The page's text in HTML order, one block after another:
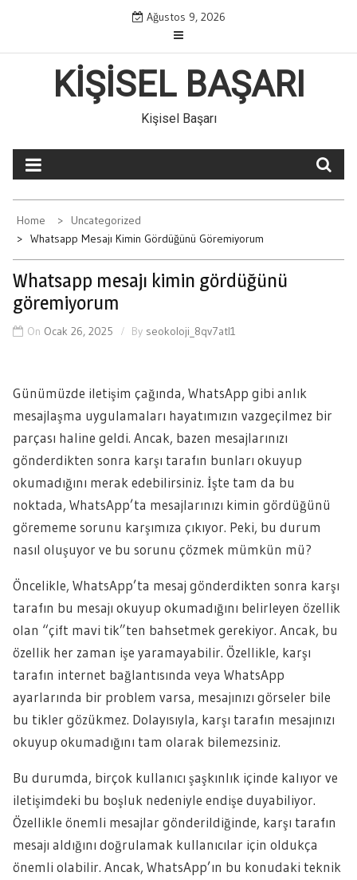
content
Ağustos 9, 2026
KIŞISEL BAŞARI
Kişisel Başarı
Home
Uncategorized
Whatsapp Mesajı Kimin Gördüğünü Göremiyorum
Whatsapp mesajı kimin gördüğünü
göremiyorum
On Ocak 26, 2025 By seokoloji_8qv7atl1
Günümüzde iletişim çağında, WhatsApp gibi anlık
mesajlaşma uygulamaları hayatımızın vazgeçilmez bir
parçası haline geldi. Ancak, bazen mesajlarınızı
gönderdikten sonra karşı tarafın bunları okuyup
okumadığını merak edebilirsiniz. İşte tam da bu
noktada, WhatsApp’ta mesajlarınızı kimin gördüğünü
görememe sorunu karşımıza çıkıyor. Peki, bu durum
nasıl oluşuyor ve bu sorunu çözmek mümkün mü?
Öncelikle, WhatsApp’ta mesaj gönderdikten sonra karşı
tarafın bu mesajı okuyup okumadığını belirleyen özellik
olan “çift mavi tik”ten bahsetmek gerekiyor. Ancak, bu
özellik her zaman işe yaramayabilir. Özellikle, karşı
tarafın internet bağlantısında veya WhatsApp
ayarlarında bir problem varsa, mesajınızı görseler bile
bu tikler gözükmez. Dolayısıyla, karşı tarafın mesajınızı
okuyup okumadığını tam olarak bilemezsiniz.
Bu durumda, birçok kullanıcı şaşkınlık içinde kalıyor ve
iletişimdeki bu boşluk nedeniyle endişe duyabiliyor.
Özellikle önemli mesajlar gönderildiğinde, karşı tarafın
mesajı aldığını doğrulamak kullanıcılar için oldukça
önemli olabilir. Ancak, WhatsApp’ın bu konudaki teknik